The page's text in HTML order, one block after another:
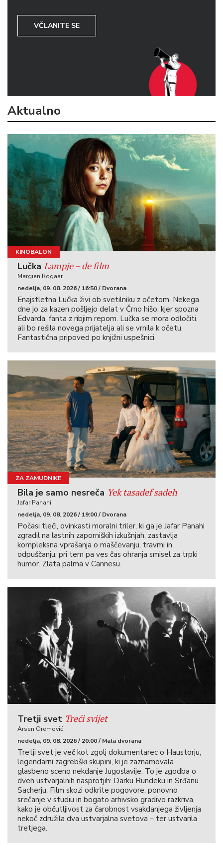
VČLANITE SE
Aktualno
KINOBALON
Lučka Lampje – de film
Margien Rogaar
nedelja, 09. 08. 2026 / 16:50 / Dvorana
Enajstletna Lučka živi ob svetilniku z očetom. Nekega
dne jo za kazen pošljejo delat v Črno hišo, kjer spozna
Edvarda, fanta z ribjim repom. Lučka se mora odločiti,
ali bo rešila novega prijatelja ali se vrnila k očetu.
Fantastična pripoved po knjižni uspešnici.
ZA ZAMUDNIKE
Bila je samo nesreča Yek tasadef sadeh
Jafar Panahi
nedelja, 09. 08. 2026 / 19:00 / Dvorana
Počasi tleči, ovinkasti moralni triler, ki ga je Jafar Panahi
zgradil na lastnih zaporniških izkušnjah, zastavlja
kompleksna vprašanja o maščevanju, travmi in
odpuščanju, pri tem pa ves čas ohranja smisel za trpki
humor. Zlata palma v Cannesu.
Tretji svet Treći svijet
Arsen Oremović
nedelja, 09. 08. 2026 / 20:00 / Mala dvorana
Tretji svet je več kot zgolj dokumentarec o Haustorju,
legendarni zagrebški skupini, ki je zaznamovala
glasbeno sceno nekdanje Jugoslavije. To je zgodba o
dveh ustvarjalnih nasprotjih: Darku Rundeku in Srđanu
Sacherju. Film skozi odkrite pogovore, ponovno
srečanje v studiu in bogato arhivsko gradivo razkriva,
kako je občutljivost za čarobnost vsakdanjega življenja
nekoč združila dva ustvarjalna svetova – ter ustvarila
tretjega.